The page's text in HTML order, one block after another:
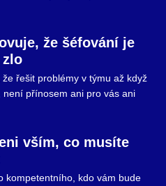
že šéfování je
zlo
řešit problémy v týmu až když
není přínosem ani pro vás ani
vším, co musíte
kompetentního, kdo vám bude